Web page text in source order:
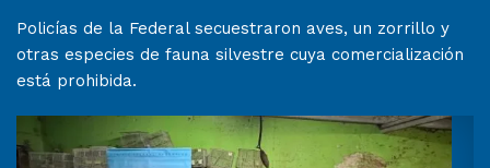
Policías de la Federal secuestraron aves, un zorrillo y
otras especies de fauna silvestre cuya comercialización
está prohibida.